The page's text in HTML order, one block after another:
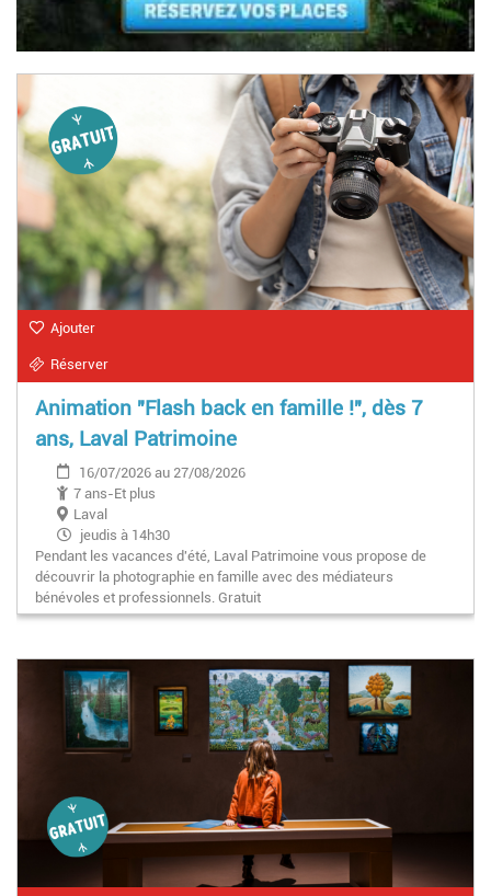
Ajouter
Réserver
Animation "Flash back en famille !", dès 7
ans, Laval Patrimoine
16/07/2026 au 27/08/2026
7 ans-Et plus
Laval
jeudis à 14h30
Pendant les vacances d'été, Laval Patrimoine vous propose de
découvrir la photographie en famille avec des médiateurs
bénévoles et professionnels. Gratuit